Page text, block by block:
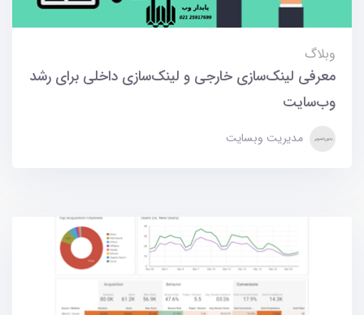
وبلاگ
معرفی لینک‌سازی خارجی و لینک‌سازی داخلی برای رشد
وب‌سایت
مدیریت وبسایت